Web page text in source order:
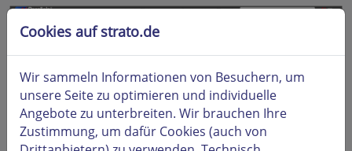
Cookies auf strato.de
Wir sammeln Informationen von Besuchern, um
unsere Seite zu optimieren und individuelle
Angebote zu unterbreiten. Wir brauchen Ihre
Zustimmung, um dafür Cookies (auch von